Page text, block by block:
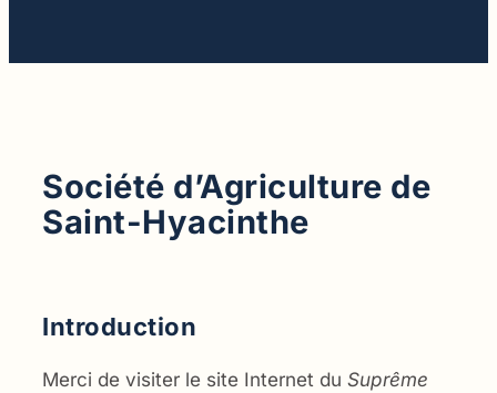
Société d’Agriculture de
Saint-Hyacinthe
Introduction
Merci de visiter le site Internet du Suprême